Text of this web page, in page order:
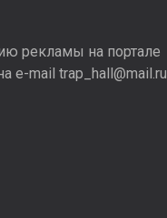
рекламы на портале
e-mail trap_hall@mail.ru